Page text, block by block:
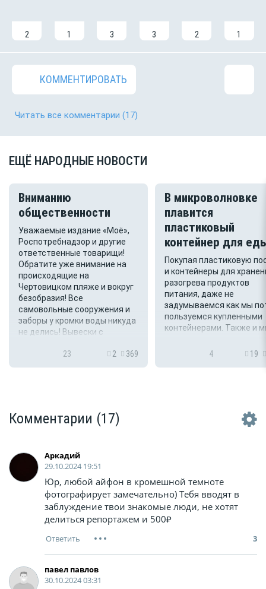
2 1 3 3 2 1
КОММЕНТИРОВАТЬ
Читать все комментарии (17)
ЕЩЁ НАРОДНЫЕ НОВОСТИ
Вниманию
общественности
Уважаемые издание «Моё»,
Роспотребнадзор и другие
ответственные товарищи!
Обратите уже внимание на
происходящие на
Чертовицком пляже и вокруг
безобразия! Все
самовольные сооружения и
заборы у кромки воды никуда
не делись! Вывески с
оказывающей услуги, - нет!
Деньги за въе...
23 2 369
В микроволновке
плавится
пластиковый
контейнер для
Покупая пластиковую
и контейнеры для
разогрева продуктов
питания, даже не
задумываемся как мы
пользуемся купленными
контейнерами. Также и
контейнер, на дне
4 19
Комментарии (17)
Apкaдий
29.10.2024 19:51
Юр, любой айфон в кромешной темноте
фотографирует замечательно) Тебя вводят в
заблуждение твои знакомые люди, не хотят
делиться репортажем и 500₽
3
павел павлов
30.10.2024 03:31